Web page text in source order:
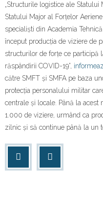
Contact
„Structurile logistice ale Statului
Statului Major al Forțelor
specialiști din Academia
început producția de viziere de
structurilor de forțe ce participă
răspândirii COVID-19”,
către SMFT și SMFA pe baza
protecția personalului militar
centrale și locale. Până la
1.000 de viziere, urmând ca
zilnic și să continue până la un